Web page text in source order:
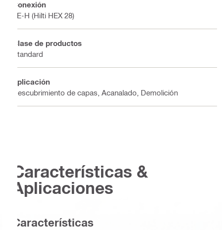
Conexión
TE-H (Hilti HEX 28)
Clase de productos
Standard
Aplicación
Descubrimiento de capas, Acanalado, Demolición
Características &
Aplicaciones
Caracterí­sticas